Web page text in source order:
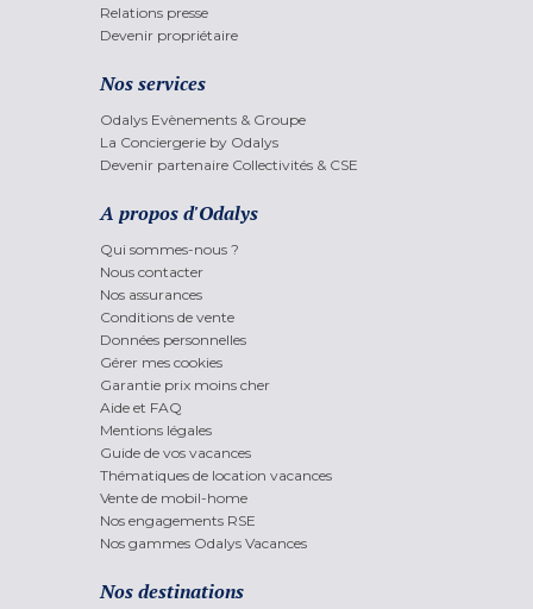
Relations presse
Devenir propriétaire
Nos services
Odalys Evènements & Groupe
La Conciergerie by Odalys
Devenir partenaire Collectivités & CSE
A propos d'Odalys
Qui sommes-nous ?
Nous contacter
Nos assurances
Conditions de vente
Données personnelles
Gérer mes cookies
Garantie prix moins cher
Aide et FAQ
Mentions légales
Guide de vos vacances
Thématiques de location vacances
Vente de mobil-home
Nos engagements RSE
Nos gammes Odalys Vacances
Nos destinations